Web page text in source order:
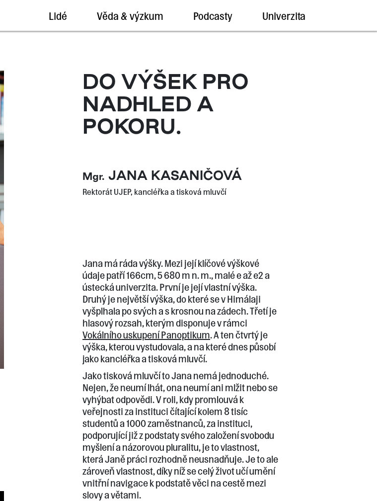
Lidé Věda & výzkum Podcasty Univerzita
DO VÝŠEK PRO
NADHLED A
POKORU.
Mgr. JANA KASANIČOVÁ
Rektorát UJEP, kancléřka a tisková mluvčí
Jana má ráda výšky. Mezi její klíčové výškové
údaje patří 166cm, 5 680 m n. m., malé e až e2 a
ústecká univerzita. První je její vlastní výška.
Druhý je největší výška, do které se v Himálaji
vyšplhala po svých a s krosnou na zádech. Třetí je
hlasový rozsah, kterým disponuje v rámci
Vokálního uskupení Panoptikum. A ten čtvrtý je
výška, kterou vystudovala, a na které dnes působí
jako kancléřka a tisková mluvčí.
Jako tisková mluvčí to Jana nemá jednoduché.
Nejen, že neumí lhát, ona neumí ani mlžit nebo se
vyhýbat odpovědi. V roli, kdy promlouvá k
veřejnosti za instituci čítající kolem 8 tisíc
studentů a 1000 zaměstnanců, za instituci,
podporující již z podstaty svého založení svobodu
myšlení a názorovou pluralitu, je to vlastnost,
která Janě práci rozhodně neusnadňuje. Je to ale
zároveň vlastnost, díky níž se celý život učí umění
vnitřní navigace k podstatě věci na cestě mezi
slovy a větami.